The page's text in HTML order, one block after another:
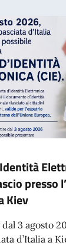
presso
Kiev
3 agosto
d’Italia a